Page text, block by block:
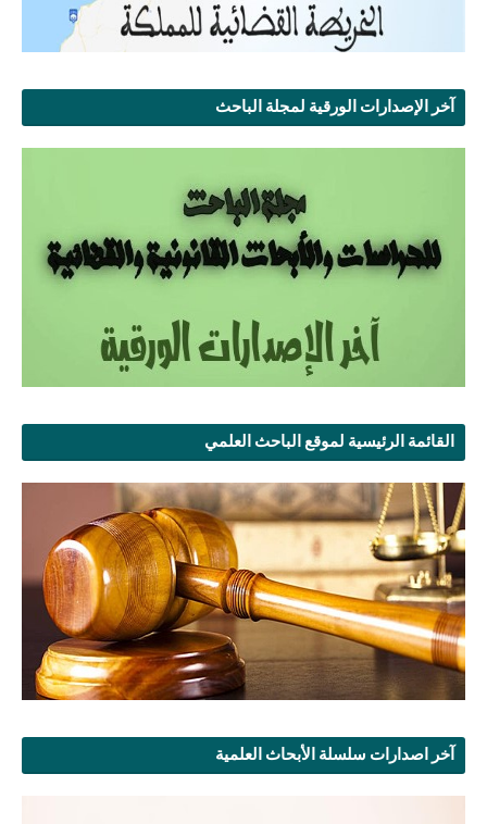
آخر الإصدارات الورقية لمجلة الباحث
القائمة الرئيسية لموقع الباحث العلمي
آخر اصدارات سلسلة الأبحاث العلمية